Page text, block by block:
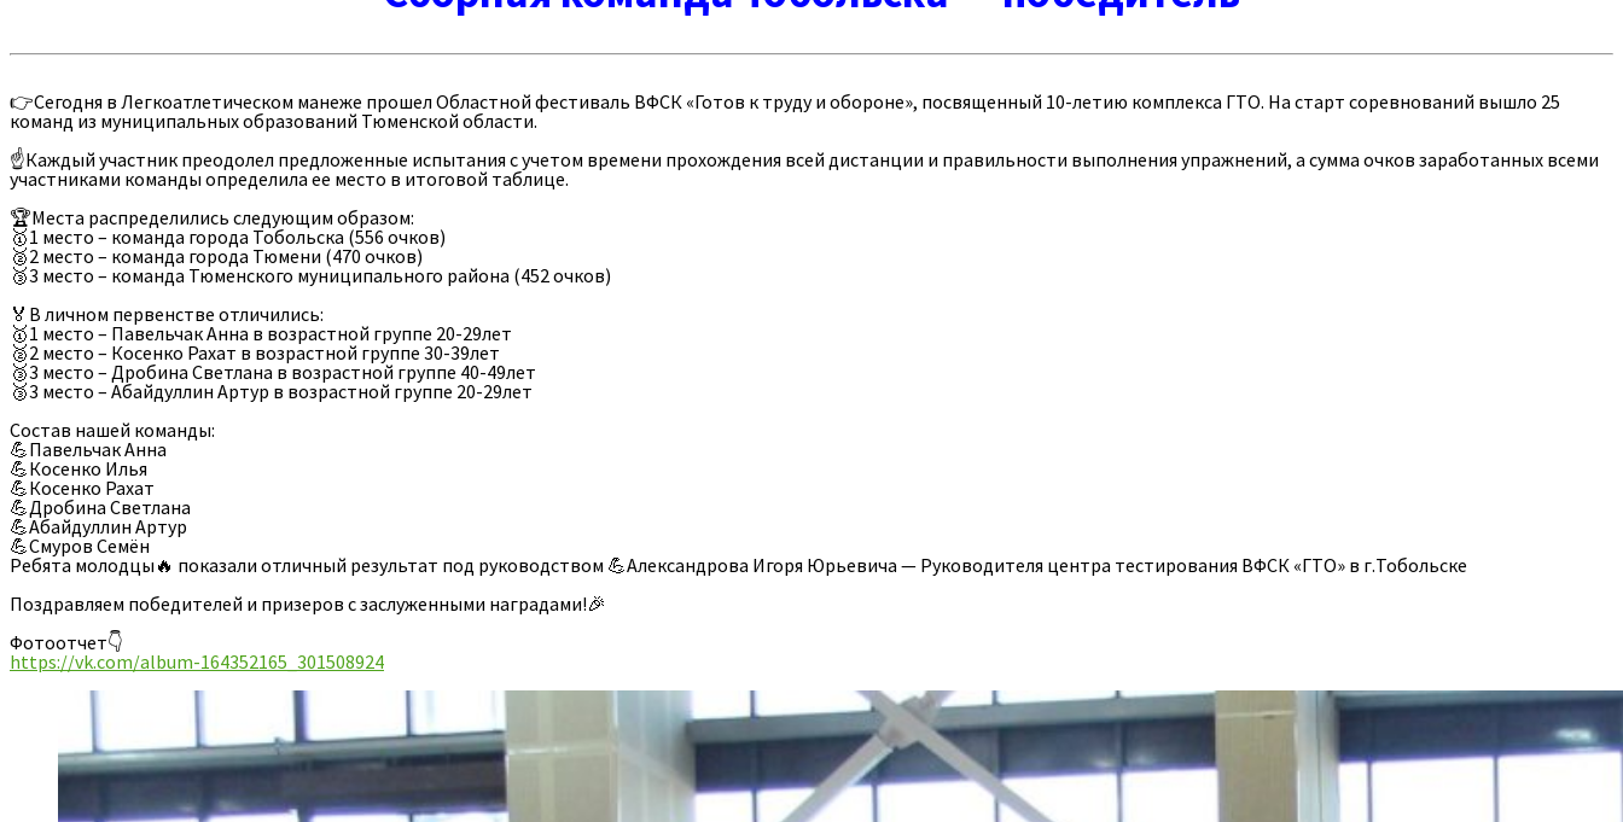
👉Сегодня в Легкоатлетическом манеже прошел Областной фестиваль ВФСК «Готов к труду и обороне», посвященный 10-летию комплекса ГТО. На старт соревнований вышло 25
команд из муниципальных образований Тюменской области.
☝Каждый участник преодолел предложенные испытания с учетом времени прохождения всей дистанции и правильности выполнения упражнений, а сумма очков заработанных всеми
участниками команды определила ее место в итоговой таблице.
🏆Места распределились следующим образом:
🥇1 место – команда города Тобольска (556 очков)
🥈2 место – команда города Тюмени (470 очков)
🥉3 место – команда Тюменского муниципального района (452 очков)
🏅В личном первенстве отличились:
🥇1 место – Павельчак Анна в возрастной группе 20-29лет
🥈2 место – Косенко Рахат в возрастной группе 30-39лет
🥉3 место – Дробина Светлана в возрастной группе 40-49лет
🥉3 место – Абайдуллин Артур в возрастной группе 20-29лет
Состав нашей команды:
💪Павельчак Анна
💪Косенко Илья
💪Косенко Рахат
💪Дробина Светлана
💪Абайдуллин Артур
💪Смуров Семён
Ребята молодцы🔥 показали отличный результат под руководством 💪Александрова Игоря Юрьевича — Руководителя центра тестирования ВФСК «ГТО» в г.Тобольске
Поздравляем победителей и призеров с заслуженными наградами!🎉
Фотоотчет👇
https://vk.com/album-164352165_301508924